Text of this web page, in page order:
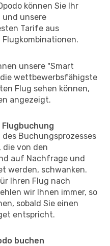
können Sie Ihr
und unsere
Tarife aus
unsere "Smart
wettbewerbsfähigste
Flug sehen können,
angezeigt.
Buchungsprozesses
von den
auf Nachfrage und
werden, schwanken.
Ihren Flug nach
wir Ihnen immer, so
sobald Sie einen
entspricht.
buchen